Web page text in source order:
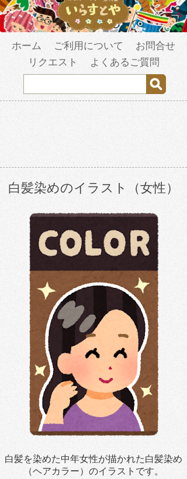
ホーム ご利用について
お問合せ
リクエスト
よくあるご質問
白髪染めのイラスト（女性）
白髪を染めた中年女性が描かれた白髪染め
（ヘアカラー）のイラストです。